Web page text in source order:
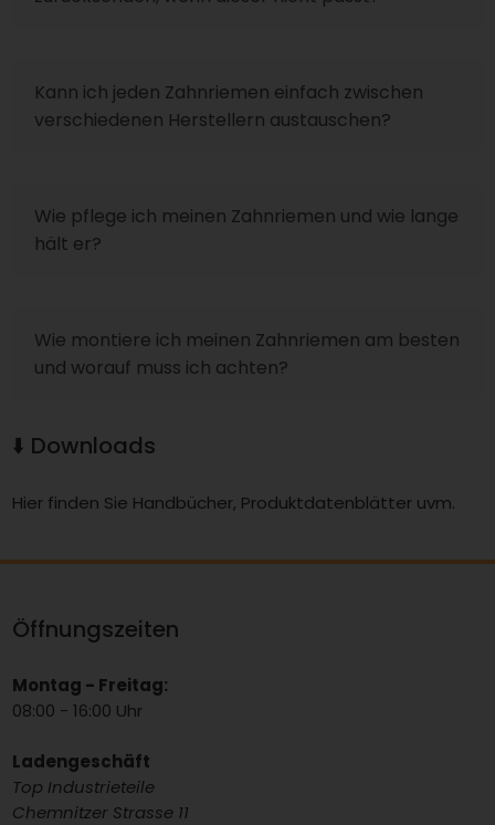
Kann ich jeden Zahnriemen einfach zwischen
verschiedenen Herstellern austauschen?
Wie pflege ich meinen Zahnriemen und wie lange
hält er?
Wie montiere ich meinen Zahnriemen am besten
und worauf muss ich achten?
⬇️ Downloads
Hier finden Sie Handbücher, Produktdatenblätter uvm.
Öffnungszeiten
Montag - Freitag:
08:00 - 16:00 Uhr
Ladengeschäft
Top Industrieteile
Chemnitzer Strasse 11